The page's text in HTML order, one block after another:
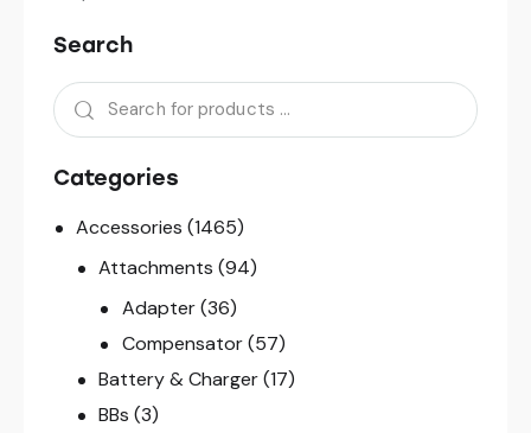
Search
Categories
Accessories (1465)
Attachments (94)
Adapter (36)
Compensator (57)
Battery & Charger (17)
BBs (3)